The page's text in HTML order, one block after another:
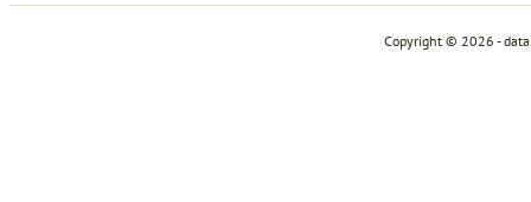
Copyright © 2026 -